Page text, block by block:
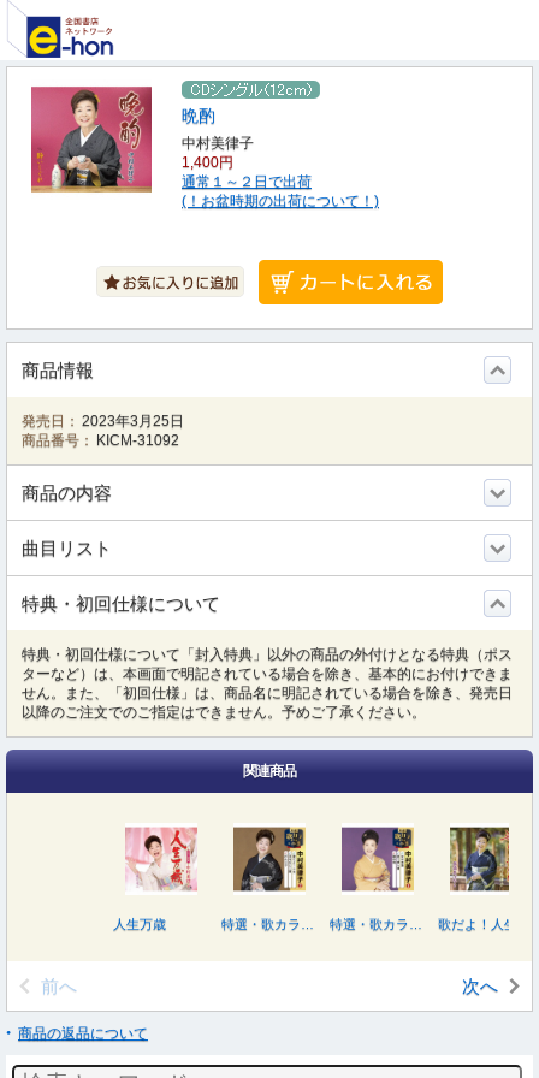
晩酌
中村美律子
1,400円
通常１～２日で出荷
(！お盆時期の出荷について！)
商品情報
発売日： 2023年3月25日
商品番号：
KICM-31092
商品の内容
曲目リスト
特典・初回仕様について
特典・初回仕様について「封入特典」以外の商品の外付けとなる特典（ポス
ターなど）は、本画面で明記されている場合を除き、基本的にお付けできま
せん。また、「初回仕様」は、商品名に明記されている場合を除き、発売日
以降のご注文でのご指定はできません。予めご了承ください。
関連商品
人生万歳 歌だよ！人生
前へ 次へ
商品の返品について